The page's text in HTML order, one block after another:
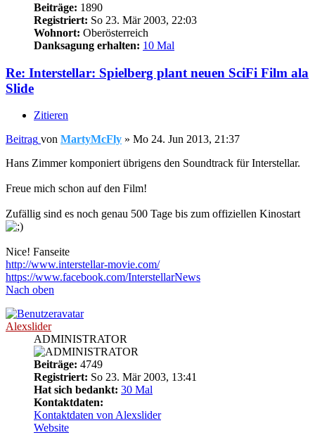
Beiträge: 1890
Registriert: So 23. Mär 2003, 22:03
Wohnort: Oberösterreich
Danksagung erhalten: 10 Mal
Re: Interstellar: Spielberg plant neuen SciFi Film ala
Slide
Zitieren
Beitrag von MartyMcFly » Mo 24. Jun 2013, 21:37
Hans Zimmer komponiert übrigens den Soundtrack für Interstellar.
Freue mich schon auf den Film!
Zufällig sind es noch genau 500 Tage bis zum offiziellen Kinostart
Nice! Fanseite
http://www.interstellar-movie.com/
https://www.facebook.com/InterstellarNews
Nach oben
Alexslider
ADMINISTRATOR
Beiträge: 4749
Registriert: So 23. Mär 2003, 13:41
Hat sich bedankt: 30 Mal
Kontaktdaten:
Kontaktdaten von Alexslider
Website